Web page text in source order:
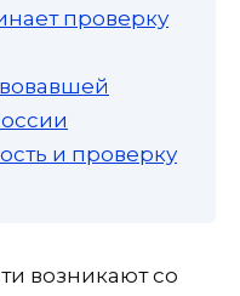
проверку
и проверку
возникают со